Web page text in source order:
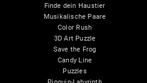
Finde dein Haustier
Musikalische Paare
Color Rush
3D Art Puzzle
Save the Frog
Candy Line
Puzzles